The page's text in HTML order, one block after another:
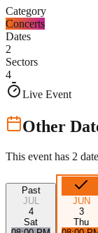
Category
Concerts
Dates
2
Sectors
4
Live Event
Other
This event has 2
Past
JUL
4
Sat
JUN
3
Thu